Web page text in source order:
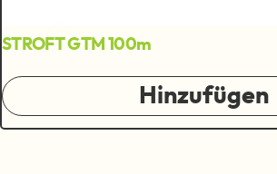
STROFT GTM 100m
Hinzufügen